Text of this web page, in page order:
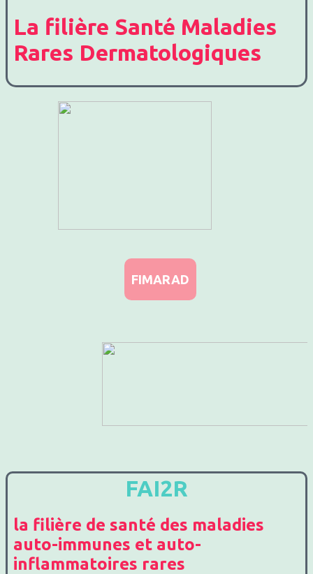
La filière Santé Maladies
Rares Dermatologiques
FIMARAD
FAI2R
la filière de santé des maladies
auto-immunes et auto-
inflammatoires rares